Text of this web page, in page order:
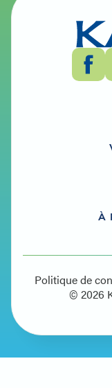
À
© 2026
Politique de